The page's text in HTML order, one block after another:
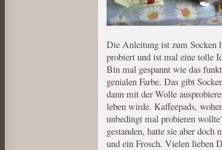
Die Anleitung ist zum Socken
probiert und ist mal eine tolle
Bin mal gespannt wie das
genialen Farbe. Das gibt
dann mit der Wolle
leben wirde. Kaffeepads,
unbedingt mal probieren
gestanden, hatte sie aber
und ein Frosch. Vielen lieben